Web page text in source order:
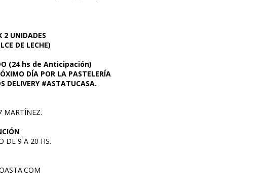
2 UNIDADES
DE LECHE)
(24 hs de Anticipación)
DÍA POR LA PASTELERÍA
DELIVERY #ASTATUCASA.
MARTÍNEZ.
DE 9 A 20 HS.